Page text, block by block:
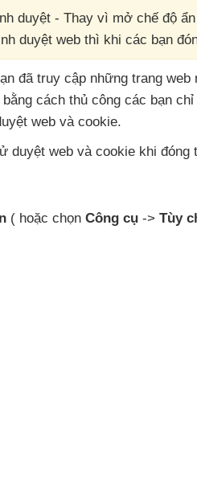
duyệt - Thay vì mở chế độ
duyệt web thì khi các bạn
đã truy cập những trang
cách thủ công các bạn
web và cookie.
duyệt web và cookie khi đóng
( hoặc chọn Công cụ -> Tùy